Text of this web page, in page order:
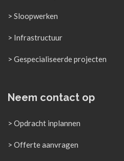
> Sloopwerken
> Infrastructuur
> Gespecialiseerde projecten
Neem contact op
> Opdracht inplannen
> Offerte aanvragen